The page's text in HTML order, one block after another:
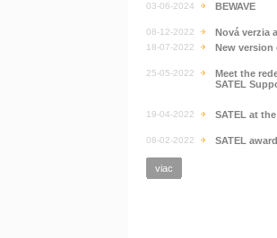
03-06-2024 BEWAVE
08-12-2022 Nová verzia
18-07-2022 New version
25-05-2022
Meet the
SATEL
19-04-2022 SATEL at
08-02-2022 SATEL
viac